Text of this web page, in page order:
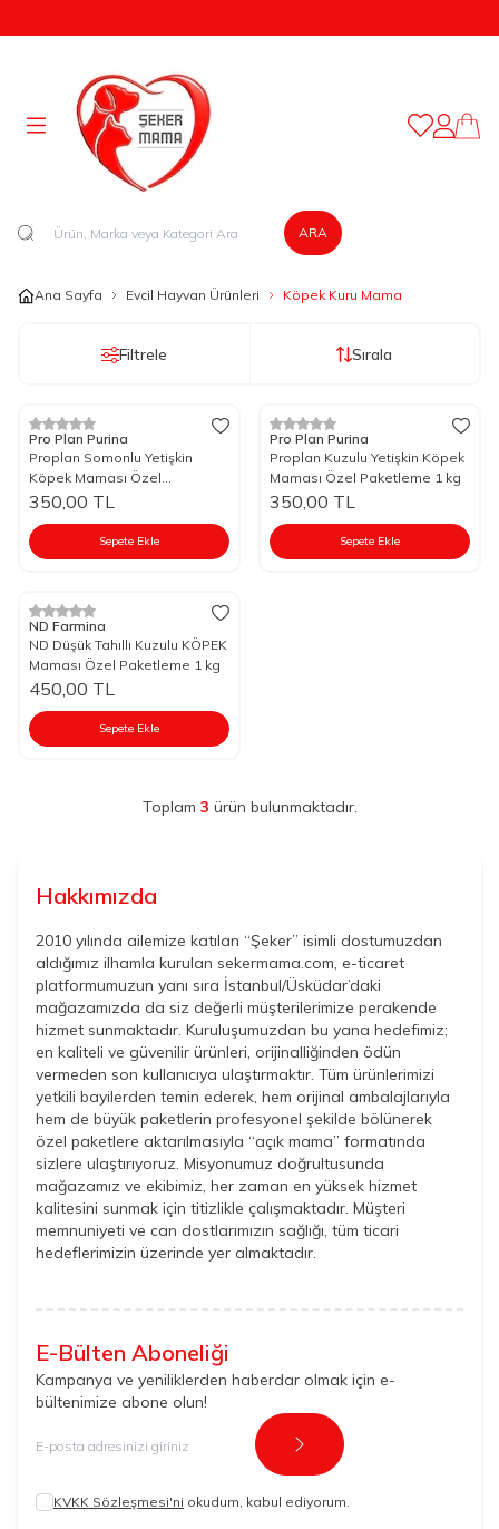
ARA
Hesabım
Favorilerim
Ana Sayfa Evcil Hayvan Ürünleri Köpek Kuru Mama
Filtrele Sırala
Pro Plan Purina
Proplan Somonlu Yetişkin
Köpek Maması Özel
Paketleme 1 kg
350,00 TL
Sepete Ekle
Pro Plan Purina
Proplan Kuzulu Yetişkin Köpek
Maması Özel Paketleme 1 kg
350,00 TL
Sepete Ekle
ND Farmina
ND Düşük Tahıllı Kuzulu KÖPEK
Maması Özel Paketleme 1 kg
450,00 TL
Sepete Ekle
Toplam 3 ürün bulunmaktadır.
Hakkımızda
2010 yılında ailemize katılan “Şeker” isimli dostumuzdan
aldığımız ilhamla kurulan sekermama.com, e-ticaret
platformumuzun yanı sıra İstanbul/Üsküdar’daki
mağazamızda da siz değerli müşterilerimize perakende
hizmet sunmaktadır. Kuruluşumuzdan bu yana hedefimiz;
en kaliteli ve güvenilir ürünleri, orijinalliğinden ödün
vermeden son kullanıcıya ulaştırmaktır. Tüm ürünlerimizi
yetkili bayilerden temin ederek, hem orijinal ambalajlarıyla
hem de büyük paketlerin profesyonel şekilde bölünerek
özel paketlere aktarılmasıyla “açık mama” formatında
sizlere ulaştırıyoruz. Misyonumuz doğrultusunda
mağazamız ve ekibimiz, her zaman en yüksek hizmet
kalitesini sunmak için titizlikle çalışmaktadır. Müşteri
memnuniyeti ve can dostlarımızın sağlığı, tüm ticari
hedeflerimizin üzerinde yer almaktadır.
E-Bülten Aboneliği
Kampanya ve yeniliklerden haberdar olmak için e-
bültenimize abone olun!
Kayıt Ol
KVKK Sözleşmesi'ni okudum, kabul ediyorum.